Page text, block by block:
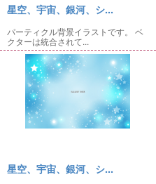
星空、宇宙、銀河、シ...
パーティクル背景イラストです。 ベ
クターは統合されて...
星空、宇宙、銀河、シ...